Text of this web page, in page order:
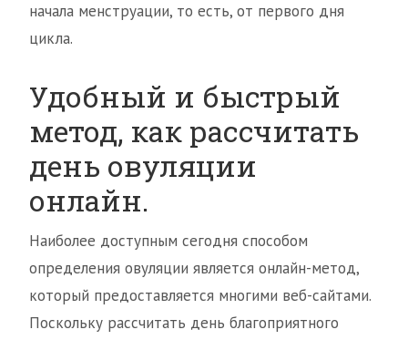
начала менструации, то есть, от первого дня
цикла.
Удобный и быстрый
метод, как рассчитать
день овуляции
онлайн.
Наиболее доступным сегодня способом
определения овуляции является онлайн-метод,
который предоставляется многими веб-сайтами.
Поскольку рассчитать день благоприятного